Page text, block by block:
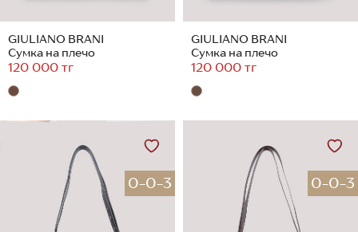
GIULIANO BRANI
Сумка на плечо
120 000 тг
GIULIANO BRANI
Сумка на плечо
120 000 тг
0-0-3 0-0-3